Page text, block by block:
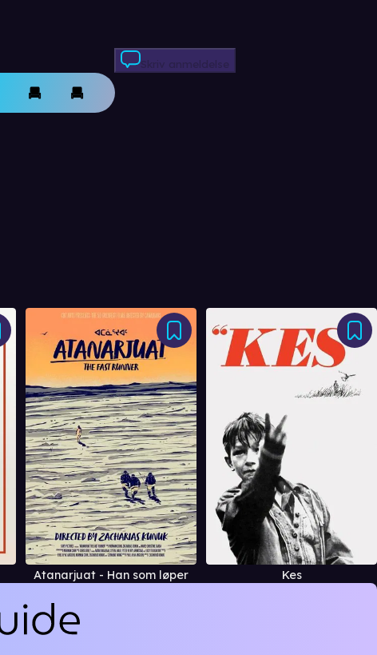
Skriv anmeldelse
Atanarjuat - Han som løper Kes